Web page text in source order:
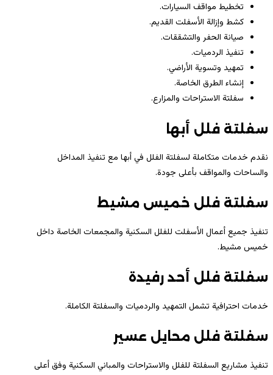
تخطيط مواقف السيارات.
كشط وإزالة الأسفلت القديم.
صيانة الحفر والتشققات.
تنفيذ الردميات.
تمهيد وتسوية الأراضي.
إنشاء الطرق الخاصة.
سفلتة الاستراحات والمزارع.
سفلتة فلل أبها
نقدم خدمات متكاملة لسفلتة الفلل فيأبها مع تنفيذ المداخل
والساحات والمواقف بأعلى جودة.
سفلتة فلل خميس مشيط
تنفيذ جميع أعمال الأسفلت للفلل السكنية والمجمعات الخاصة داخل
خميس مشيط.
سفلتة فلل أحد رفيدة
خدمات احترافية تشمل التمهيد والردميات والسفلتة الكاملة.
سفلتة فلل محايل عسير
تنفيذ مشاريع السفلتة للفلل والاستراحات والمباني السكنية وفق أعلى